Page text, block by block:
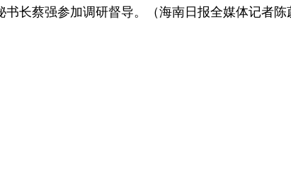
蔡强参加调研督导。（海南日报全媒体记者陈